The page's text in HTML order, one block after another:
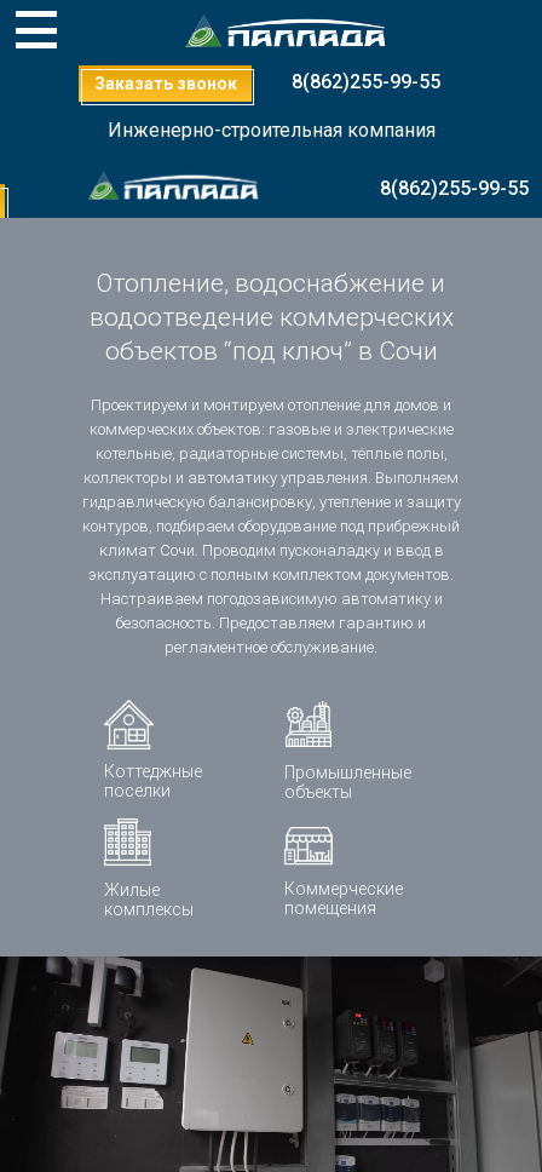
8(862)255-99-55
Заказать звонок
Инженерно-строительная компания
8(862)255-99-55
Отопление, водоснабжение и
водоотведение коммерческих
объектов “под ключ” в Сочи
Коттеджные
поселки
Промышленные
объекты
Жилые
комплексы
Коммерческие
помещения
Проектируем и монтируем отопление для домов и
коммерческих объектов: газовые и электрические
котельные, радиаторные системы, тёплые полы,
коллекторы и автоматику управления. Выполняем
гидравлическую балансировку, утепление и защиту
контуров, подбираем оборудование под прибрежный
климат Сочи. Проводим пусконаладку и ввод в
эксплуатацию с полным комплектом документов.
Настраиваем погодозависимую автоматику и
безопасность. Предоставляем гарантию и
регламентное обслуживание.